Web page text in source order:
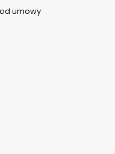
umowy